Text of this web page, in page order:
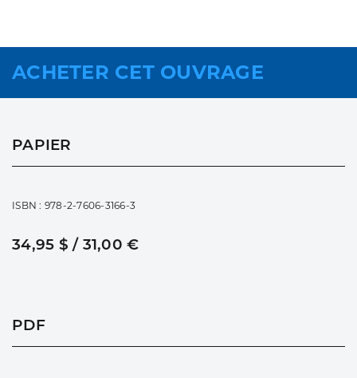
ACHETER CET OUVRAGE
PAPIER
ISBN : 978-2-7606-3166-3
34,95 $ / 31,00 €
PDF